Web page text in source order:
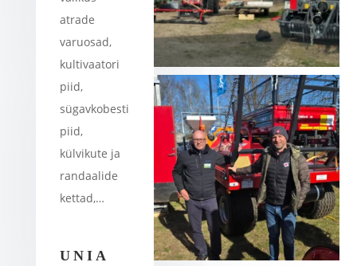
atrade
varuosad,
kultivaatori
piid,
sügavkobesti
piid,
külvikute ja
randaalide
kettad,…
UNIA